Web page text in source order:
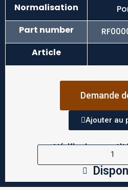
Normalisation
Part number
Article
Demande
Ajouter au
Vérifier la